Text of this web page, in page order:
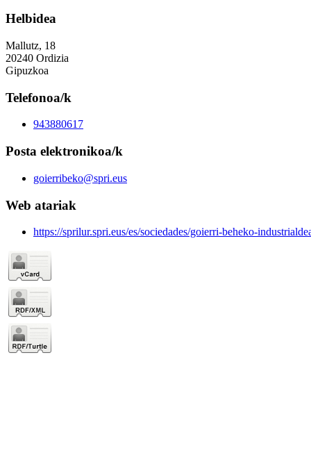
Helbidea
Mallutz, 18
20240 Ordizia
Gipuzkoa
Telefonoa/k
943880617
Posta elektronikoa/k
goierribeko@spri.eus
Web atariak
https://sprilur.spri.eus/es/sociedades/goierri-beheko-